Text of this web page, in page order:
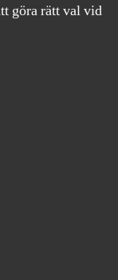
göra rätt val vid